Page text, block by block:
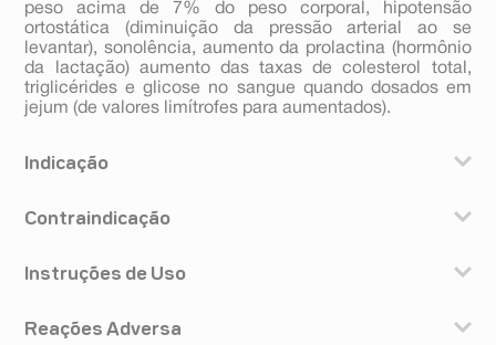
peso acima de 7% do peso corporal, hipotensão
ortostática (diminuição da pressão arterial ao se
levantar), sonolência, aumento da prolactina (hormônio
da lactação) aumento das taxas de colesterol total,
triglicérides e glicose no sangue quando dosados em
jejum (de valores limítrofes para aumentados).
Indicação
manutenção da esquizofrenia e outros transtornos
pensamento, hostilidade e desconfiança) e/ou sintomas
emocional/social e pobreza de linguagem) são
proeminentes. A olanzapina alivia também os sintomas
Contraindicação
alérgicos à olanzapina ou a qualquer um dos
grávidas ou amamentando sem orientação médica.
Instruções de Uso
oral, podendo ser tomada independentemente das
Reações Adversa